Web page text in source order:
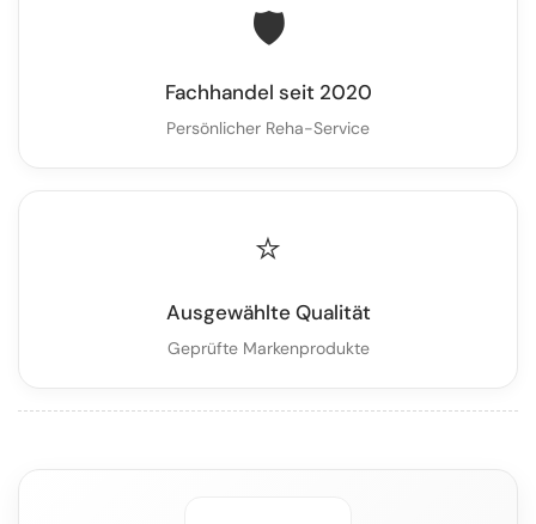
🛡️
Fachhandel seit 2020
Persönlicher Reha-Service
⭐
Ausgewählte Qualität
Geprüfte Markenprodukte